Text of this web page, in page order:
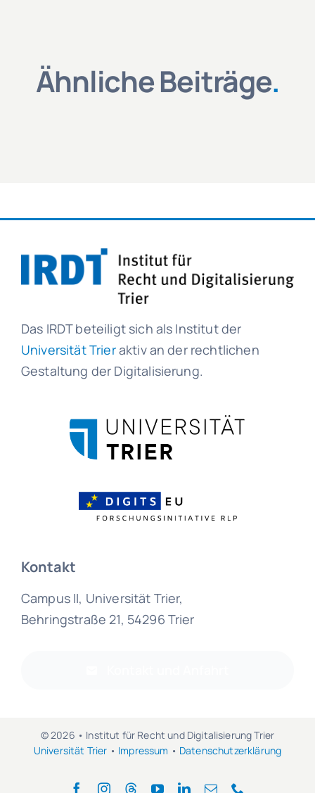
Ähnliche Beiträge.
Das IRDT beteiligt sich als Institut der
Universität Trieraktiv an der rechtlichen
Gestaltung der Digitalisierung.
Kontakt
Campus II, Universität Trier,
Behringstraße 21, 54296 Trier
© 2026 • Institut für Recht und Digitalisierung Trier
Universität Trier • Impressum • Datenschutzerklärung